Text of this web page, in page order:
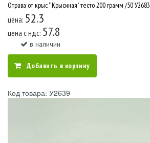
Отрава от крыс " Крысиная" тесто 200 грамм /50 У2683
цена: 52.3
цена c ндс: 57.8
в наличии
Добавить в корзину
Код товара: У2639